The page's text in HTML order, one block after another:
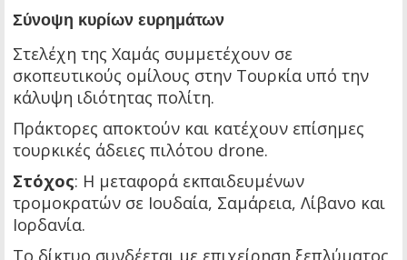
Σύνοψη κυρίων ευρημάτων
Στελέχη της Χαμάς συμμετέχουν σε
σκοπευτικούς ομίλους στην Τουρκία υπό την
κάλυψη ιδιότητας πολίτη.
Πράκτορες αποκτούν και κατέχουν επίσημες
τουρκικές άδειες πιλότου drone.
Στόχος: Η μεταφορά εκπαιδευμένων
τρομοκρατών σε Ιουδαία, Σαμάρεια, Λίβανο και
Ιορδανία.
Το δίκτυο συνδέεται με επιχείρηση ξεπλύματος